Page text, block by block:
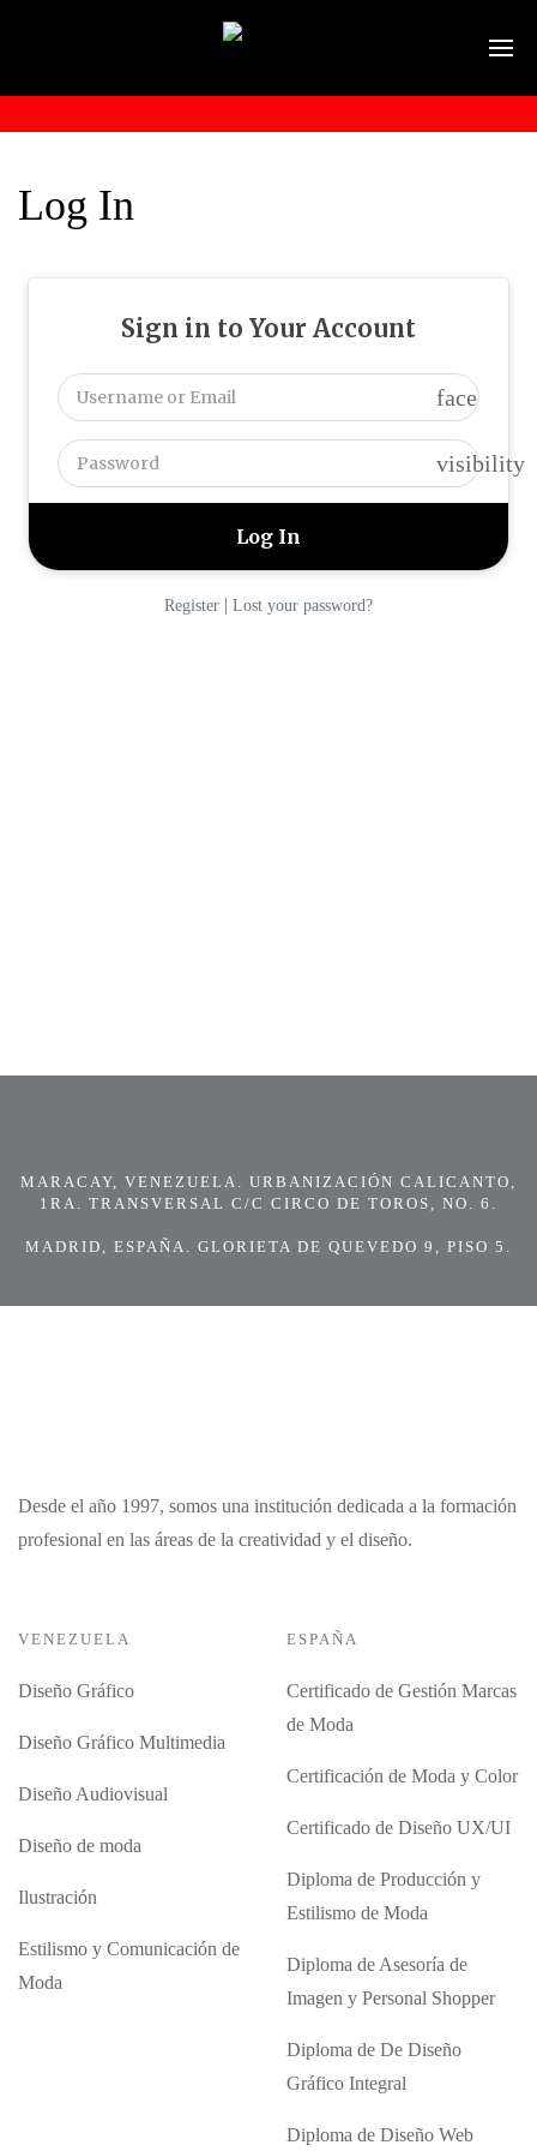
Log In
Sign in to Your Account
face
visibility
Register | Lost your password?
MARACAY, VENEZUELA. URBANIZACIÓN CALICANTO,
1RA. TRANSVERSAL C/C CIRCO DE TOROS, NO. 6.
MADRID, ESPAÑA. GLORIETA DE QUEVEDO 9, PISO 5.
Desde el año 1997, somos una institución dedicada a la formación
profesional en las áreas de la creatividad y el diseño.
VENEZUELA
Diseño Gráfico
Diseño Gráfico Multimedia
Diseño Audiovisual
Diseño de moda
Ilustración
Estilismo y Comunicación de
Moda
ESPAÑA
Certificado de Gestión Marcas
de Moda
Certificación de Moda y Color
Certificado de Diseño UX/UI
Diploma de Producción y
Estilismo de Moda
Diploma de Asesoría de
Imagen y Personal Shopper
Diploma de De Diseño
Gráfico Integral
Diploma de Diseño Web